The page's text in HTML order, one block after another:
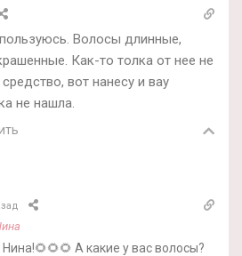
Волосы длинные,
Как-то толка от нее не
вот нанесу и вау
не нашла.
А какие у вас волосы?